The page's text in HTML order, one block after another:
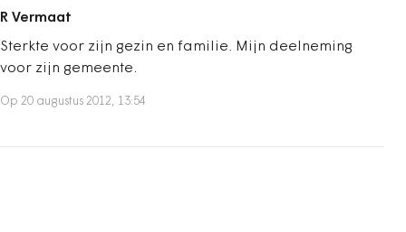
R Vermaat
Sterkte voor zijn gezin en familie. Mijn deelneming
voor zijn gemeente.
Op 20 augustus 2012, 13:54